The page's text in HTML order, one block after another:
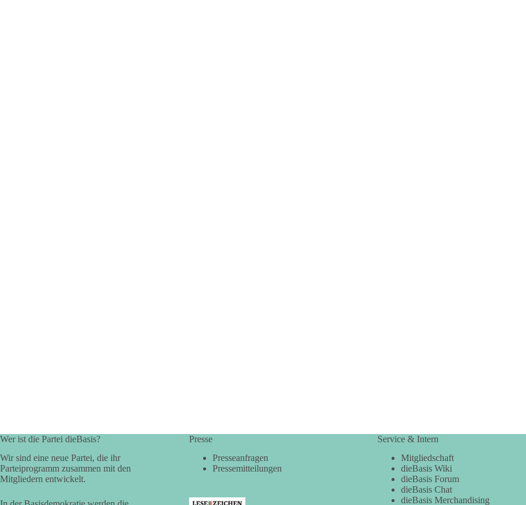
Wer ist die Partei dieBasis?
Wir sind eine neue Partei, die ihr
Parteiprogramm zusammen mit den
Mitgliedern entwickelt.
Presse
Presseanfragen
Pressemitteilungen
Service & Intern
Mitgliedschaft
dieBasis Wiki
dieBasis Forum
dieBasis Chat
dieBasis Merchandising